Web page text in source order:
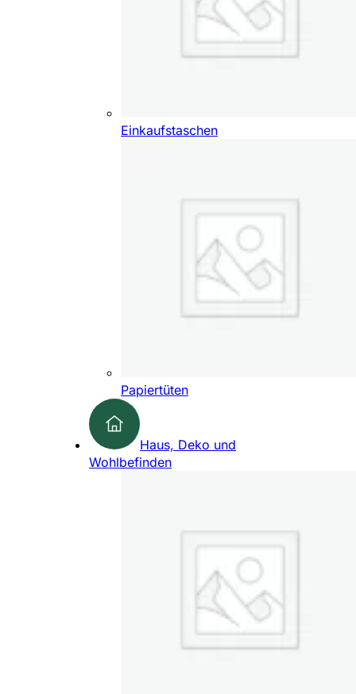
Einkaufstaschen
Papiertüten
Haus, Deko und
Wohlbefinden